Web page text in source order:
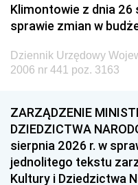
Klimontowie z dnia 26
sprawie zmian w
Dziennik Urzędowy
2006 nr 441 poz. 3163
ZARZĄDZENIE
DZIEDZICTWA
sierpnia 2026 r. w
jednolitego tekstu
Kultury i Dziedzictwa